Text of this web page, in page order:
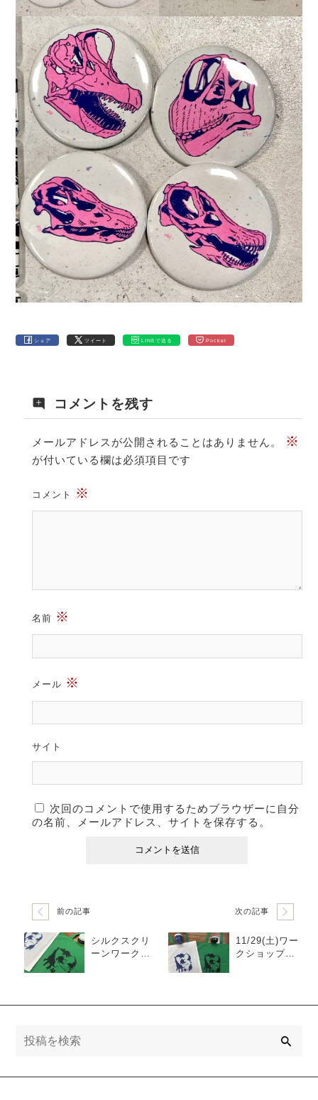
シェア ツイート LINEで送る Pocket
コメントを残す
メールアドレスが公開されることはありません。 ※
が付いている欄は必須項目です
コメント ※
名前 ※
メール ※
サイト
次回のコメントで使用するためブラウザーに自分
の名前、メールアドレス、サイトを保存する。
前の記事
シルクスクリ
ーンワークシ
次の記事
11/29(土)ワー
クショップ直